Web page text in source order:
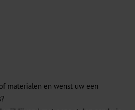
materialen en wenst uw een